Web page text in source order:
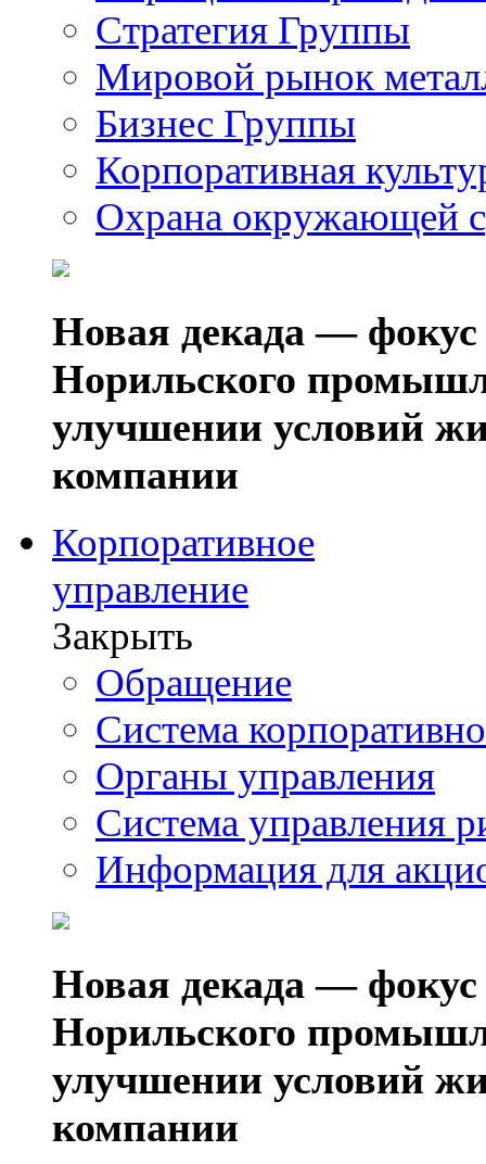
Стратегия Группы
Мировой рынок
Бизнес Группы
Корпоративная
Охрана окружающей
Новая декада — фокус
Норильского
улучшении условий
компании
Корпоративное
управление
Закрыть
Обращение
Система
Органы управления
Система управления
Информация для
Новая декада — фокус
Норильского
улучшении условий
компании